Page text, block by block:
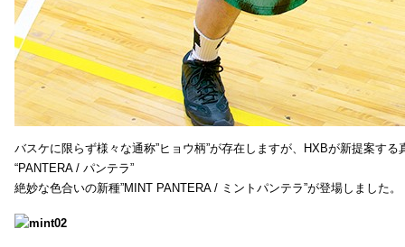
バスケに限らず様々な通称”ヒョウ柄”が存在しますが、HXBが新提案する
“PANTERA / パンテラ”
絶妙な色合いの新種”MINT PANTERA / ミントパンテラ”が登場しました。